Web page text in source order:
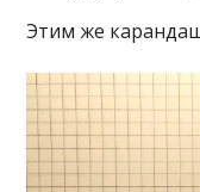
Этим же